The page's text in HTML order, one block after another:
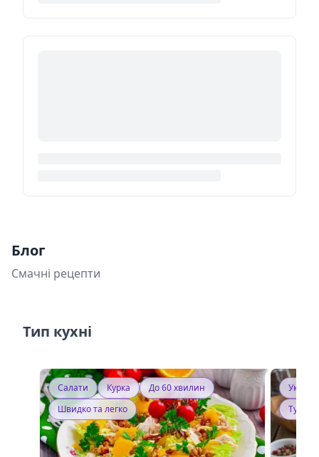
Блог
Смачні рецепти
Тип кухні
Салати Курка
До 60 хвилин
Швидко та легко